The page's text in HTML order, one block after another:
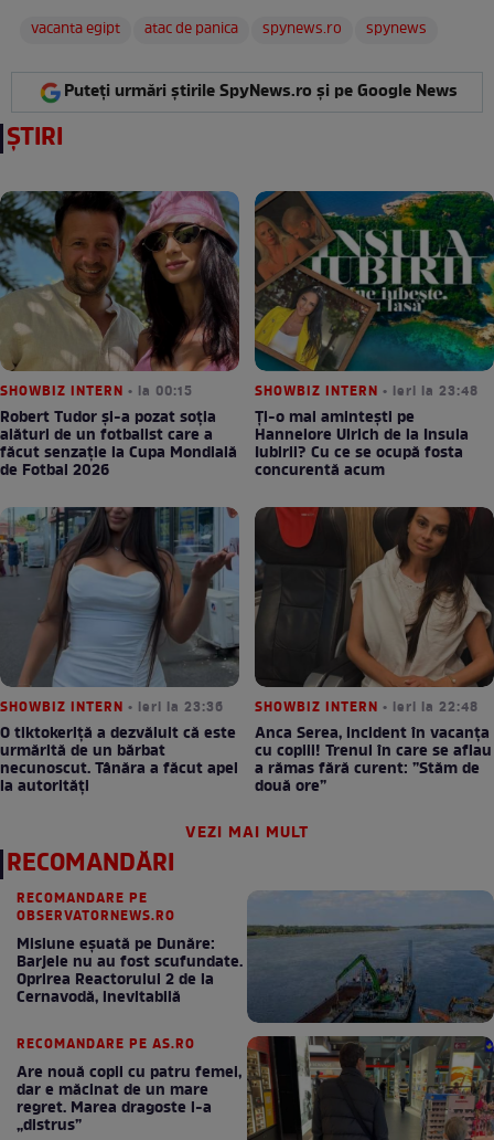
vacanta egipt
atac de panica spynews.ro spynews
Puteți urmări știrile SpyNews.ro și pe Google News
ȘTIRI
SHOWBIZ INTERN • la 00:15
Robert Tudor și-a pozat soția
alături de un fotbalist care a
făcut senzație la Cupa Mondială
de Fotbal 2026
SHOWBIZ INTERN • ieri la 23:48
Ți-o mai amintești pe
Hannelore Ulrich de la Insula
Iubirii? Cu ce se ocupă fosta
concurentă acum
SHOWBIZ INTERN • ieri la 23:36
O tiktokeriță a dezvăluit că este
urmărită de un bărbat
necunoscut. Tânăra a făcut apel
la autorități
SHOWBIZ INTERN • ieri la 22:48
Anca Serea, incident în vacanța
cu copiii! Trenul în care se aflau
a rămas fără curent: ”Stăm de
două ore”
VEZI MAI MULT
RECOMANDĂRI
RECOMANDARE PE
OBSERVATORNEWS.RO
Misiune eșuată pe Dunăre:
Barjele nu au fost scufundate.
Oprirea Reactorului 2 de la
Cernavodă, inevitabilă
RECOMANDARE PE AS.RO
Are nouă copii cu patru femei,
dar e măcinat de un mare
regret. Marea dragoste l-a
„distrus”